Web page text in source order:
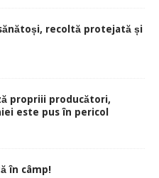
recoltă protejată și
propriii producători,
este pus în pericol
în câmp!